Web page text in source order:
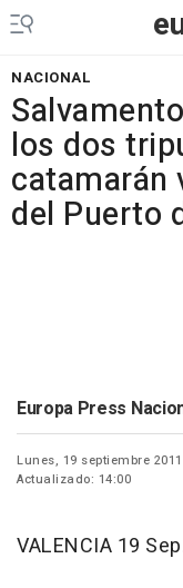
NACIONAL
los dos
catamarán
del Puerto
Europa Press
Lunes, 19 septiembre 2011
Actualizado: 14:00
VALENCIA 19